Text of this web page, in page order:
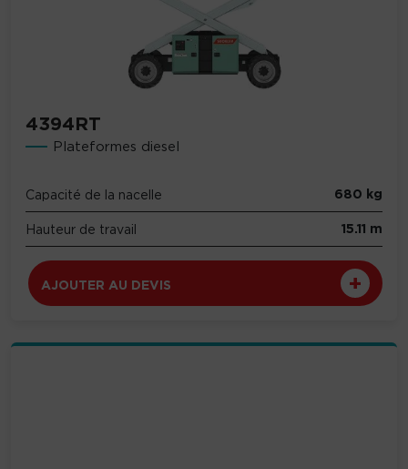
4394RT
Plateformes diesel
Capacité de la nacelle 680 kg
Hauteur de travail 15.11 m
AJOUTER AU DEVIS